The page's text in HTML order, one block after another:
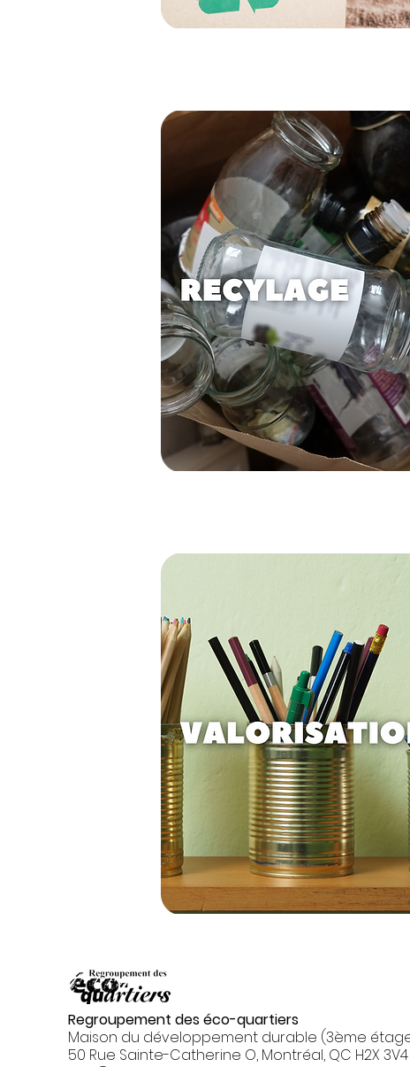
Regroupement des éco-quartiers
Maison du développement durable (3ème
50 Rue Sainte-Catherine O, Montréal, QC H2X 3V4